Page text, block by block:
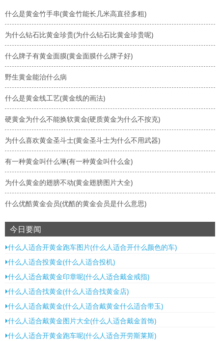
什么是黄金竹手串(黄金竹能长几米高直径多粗)
为什么钻石比黄金珍贵(为什么钻石比黄金珍贵呢)
什么牌子有黄金面膜(黄金面膜什么牌子好)
野生黄金能治什么病
什么是黄金线工艺(黄金线的画法)
硬黄金为什么不能换软黄金(硬质黄金为什么不按克)
为什么喜欢黄金圣斗士(黄金圣斗士为什么不用武器)
有一种黄金叫什么琳(有一种黄金叫什么金)
为什么黄金的翅膀不动(黄金翅膀图片大全)
什么优酷黄金会员(优酷的黄金会员是什么意思)
今日要闻
什么人适合开黄金跑车图片(什么人适合开什么颜色的车)
什么人适合投黄金(什么人适合投机)
什么人适合戴黄金印章呢(什么人适合戴金戒指)
什么人适合找黄金(什么人适合找黄金店)
什么人适合戴黄金(什么人适合戴黄金什么适合带玉)
什么人适合戴黄金图片大全(什么人适合戴金首饰)
什么人适合开黄金跑车呢(什么人适合开劳斯莱斯)